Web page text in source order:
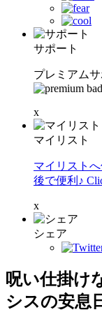
サポート
プレミアム
x
マイリスト
マイリスト
後で便利♪
x
シェア
呪い仕掛け
シスの安息